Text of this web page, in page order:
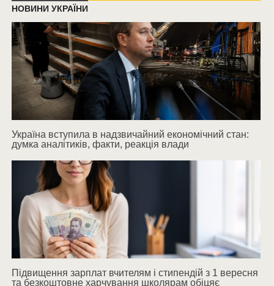
НОВИНИ УКРАЇНИ
Україна вступила в надзвичайний економічний стан:
думка аналітиків, факти, реакція влади
Підвищення зарплат вчителям і стипендій з 1 вересня
та безкоштовне харчування школярам обіцяє